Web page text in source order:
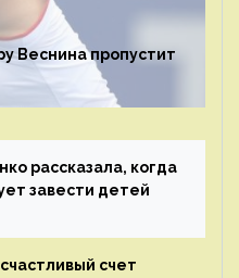
Веснина пропустит
рассказала, когда
завести детей
счет